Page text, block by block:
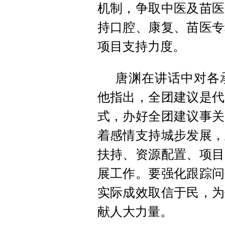
机制，争取中医及苗
持口腔、康复、苗医
项目支持力度。
唐渊在讲话中对
他指出，全团建议是
式，办好全团建议事
着感情支持城步发展
扶持、资源配置、项
展工作。要强化跟踪
实际成效取信于民，
献人大力量。